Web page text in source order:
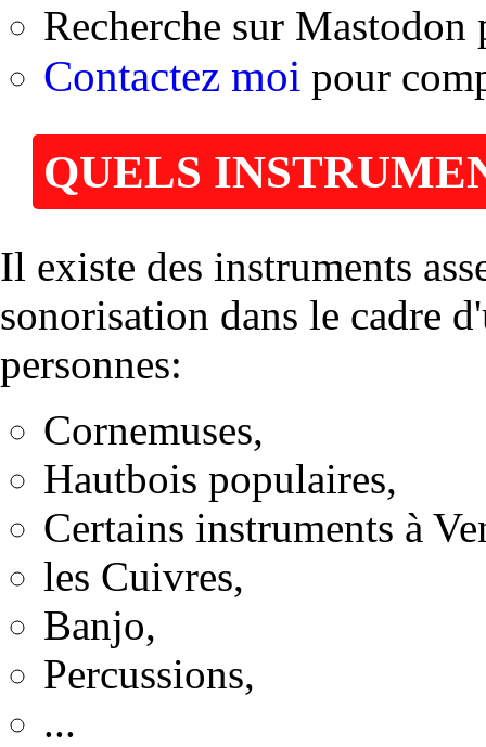
Recherche sur Mastodon
Contactez moi pour
QUELS
Il existe des instruments
sonorisation dans le cadre
personnes:
Cornemuses,
Hautbois populaires,
Certains instruments à
les Cuivres,
Banjo,
Percussions,
...